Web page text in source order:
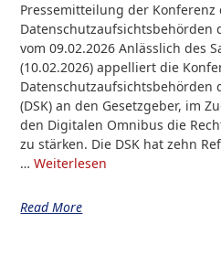
Pressemitteilung der
Datenschutzaufsichtsbehörden
vom 09.02.2026 Anlässlich des
(10.02.2026) appelliert die
Datenschutzaufsichtsbehörden
(DSK) an den Gesetzgeber, im
den Digitalen Omnibus die
zu stärken. Die DSK hat zehn
…Weiterlesen
Read More